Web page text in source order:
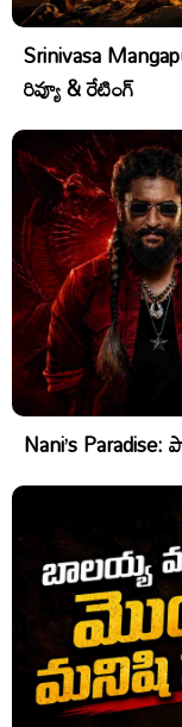
Srinivasa
రివ్యూ & రేటింగ్
Nani’s